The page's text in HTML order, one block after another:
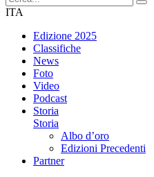
ITA
Edizione 2025
Classifiche
News
Foto
Video
Podcast
Storia
Storia
Albo d’oro
Edizioni Precedenti
Partner